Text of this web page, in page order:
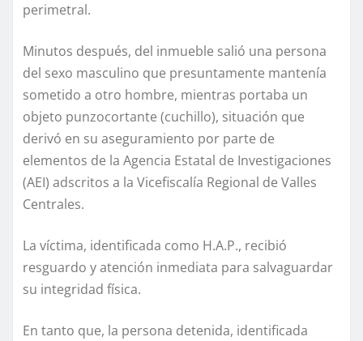
perimetral.
Minutos después, del inmueble salió una persona
del sexo masculino que presuntamente mantenía
sometido a otro hombre, mientras portaba un
objeto punzocortante (cuchillo), situación que
derivó en su aseguramiento por parte de
elementos de la Agencia Estatal de Investigaciones
(AEI) adscritos a la Vicefiscalía Regional de Valles
Centrales.
La víctima, identificada como H.A.P., recibió
resguardo y atención inmediata para salvaguardar
su integridad física.
En tanto que, la persona detenida, identificada